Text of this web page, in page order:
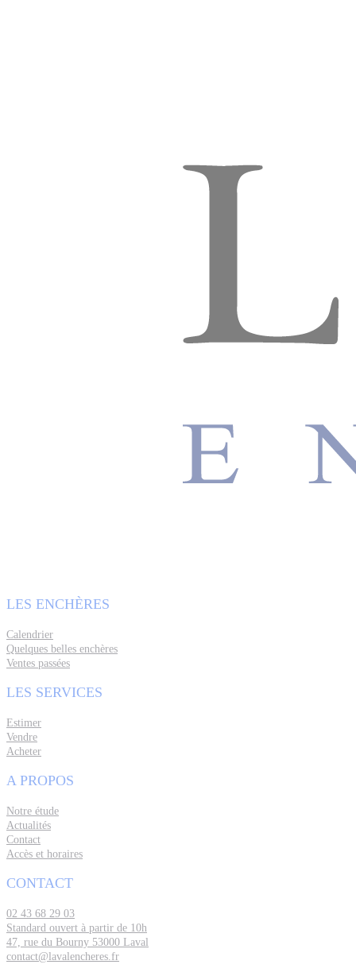
LES ENCHÈRES
Calendrier
Quelques belles enchères
Ventes passées
LES SERVICES
Estimer
Vendre
Acheter
A PROPOS
Notre étude
Actualités
Contact
Accès et horaires
CONTACT
02 43 68 29 03
Standard ouvert à partir de 10h
47, rue du Bourny 53000 Laval
contact@lavalencheres.fr